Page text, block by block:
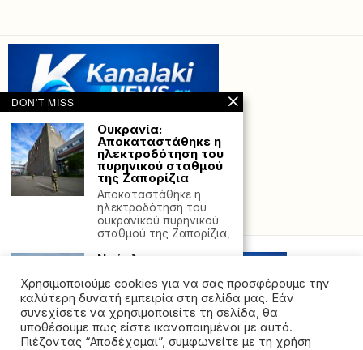
by Hostville”)
Χρησιμοποιούμε cookies για να σας προσφέρουμε την
καλύτερη δυνατή εμπειρία στη σελίδα μας. Εάν
συνεχίσετε να χρησιμοποιείτε τη σελίδα, θα
υποθέσουμε πως είστε ικανοποιημένοι με αυτό.
Πιέζοντας “Αποδέχομαι”, συμφωνείτε με τη χρήση
DON'T MISS
Ουκρανία:
Αποκαταστάθηκε η
ηλεκτροδότηση του
πυρηνικού σταθμού
της Ζαπορίζια
Αποκαταστάθηκε η
ηλεκτροδότηση του
ουκρανικού πυρηνικού
σταθμού της Ζαπορίζια,
Ναύπλιο:
άφιξη του
κρουαζιερόπλοιου
«Crown Iris» –
Μεταφέρει
Ισραηλινούς
τουρίστες